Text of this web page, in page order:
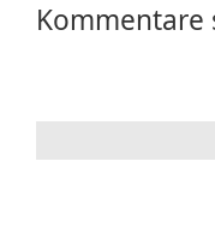
Kommentare